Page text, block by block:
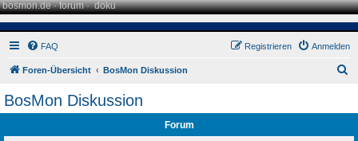
bosmon.de·forum·doku
FAQ Anmelden
Registrieren
Foren-Übersicht BosMon Diskussion
BosMon Diskussion
Forum